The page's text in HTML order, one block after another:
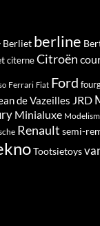
Berliet berline
citerneCitroën
Ferrari Fiat Ford
de Vazeilles JRD
Minialuxe
Renault semi-
Tootsietoys